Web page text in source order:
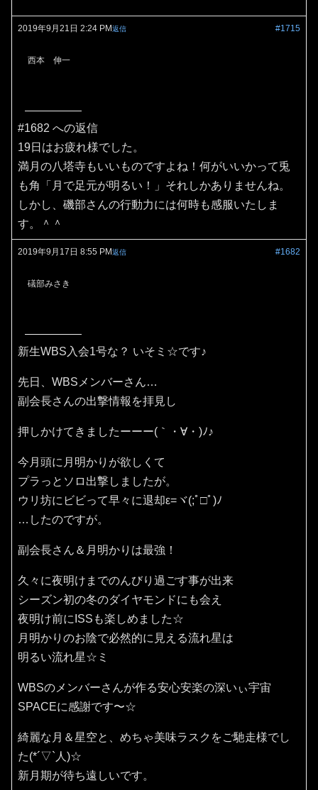
2019年9月21日 2:24 PM #1715
返信
西本 伸一
#1682 への返信
19日はお疲れ様でした。
満月の八塔寺もいいものですよね！何がいいかって兎
も角「月で足元が明るい！」それしかありませんね。
しかし、磯部さんの行動力には何時も感服いたしま
す。＾＾
2019年9月17日 8:55 PM #1682
返信
礒部みさき
新生WBS入会1号な？ いそミ☆です♪
先日、WBSメンバーさん…
副会長さんの出撃情報を拝見し
押しかけてきましたーーー(｀・∀・)ﾉ♪
今月頭に月明かりが欲しくて
プラっとソロ出撃しましたが。
ウリ坊にビビって早々に退却ε=ヾ(;ﾟ□ﾟ)ﾉ
…したのですが。
副会長さん＆月明かりは最強！
久々に夜明けまでのんびり過ごす事が出来
シーズン初の冬のダイヤモンドにも会え
夜明け前にISSも楽しめました☆
月明かりのお陰で必然的に見える流れ星は
明るい流れ星☆ミ
WBSのメンバーさんが作る安心安楽の深いぃ宇宙
SPACEに感謝です〜☆
綺麗な月＆星空と、めちゃ美味ラスクをご馳走様でし
た(*´▽`人)☆
新月期が待ち遠しいです。